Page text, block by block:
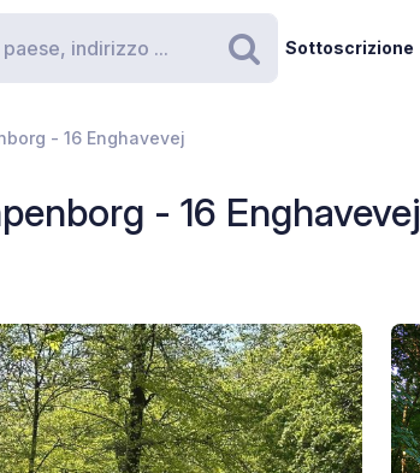
Ricerca
Sottoscrizione
- 16 Enghavevej
- 16 Enghavevej